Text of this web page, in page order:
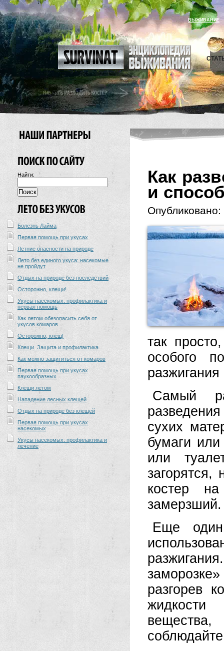
ВЫЖИВАНИЕ
Найти:
Болезнь Лайма
Первая помощь при укусах
Летние опасности на природе
Лето без единого укуса: насекомые
не пройдут
Отдых на природе без последствий
Осторожно, клещи!
Укусы насекомых: профилактика и
первая помощь
Как летом обезопасить себя от
укусов комаров
Осторожно, клещ!
Клещи. Защита и профилактика
Как можно защититься от комаров
Первая помощь при укусах
паукообразных
Клещи летом
Нападение лесных клещей
Отдых на природе без клещей
Первая помощь при укусах
насекомых
Укусы насекомых: профилактика и
лечение
Как
и
Опубликовано:
так
особого
разжигания
Самый
сухих
бумаги
или
загорятся,
костер
замерзший.
Еще
разгорев
вещества,